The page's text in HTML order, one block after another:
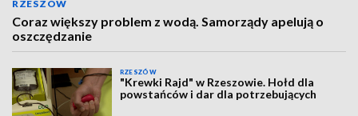
RZESZÓW
Coraz większy problem z wodą. Samorządy apelują o
oszczędzanie
RZESZÓW
"Krewki Rajd" w Rzeszowie. Hołd dla
powstańców i dar dla potrzebujących